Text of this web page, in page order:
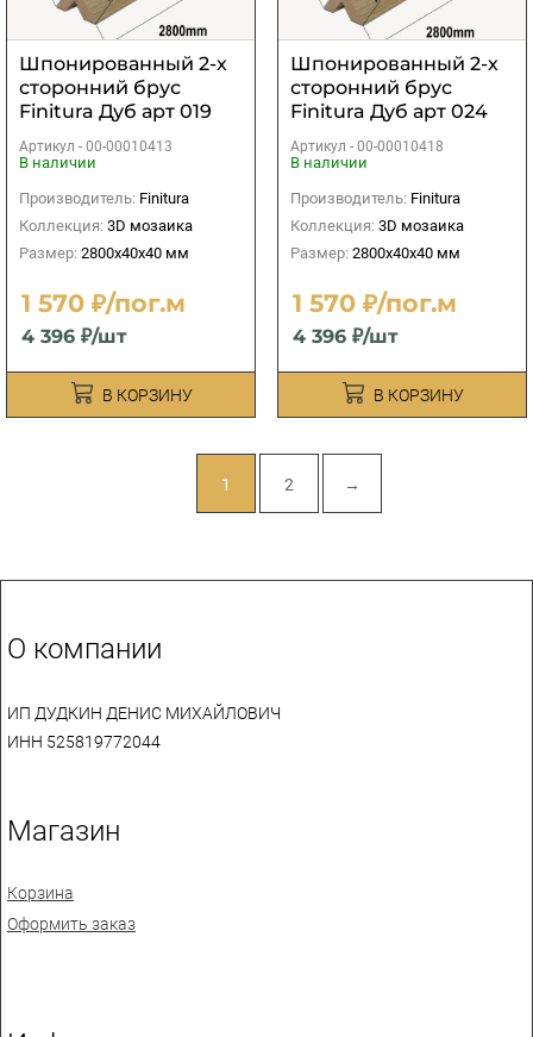
Шпонированный 2-х
сторонний брус
Finitura Дуб арт 019
40х40х2800 мм
Артикул - 00-00010413
В наличии
Производитель: Finitura
Коллекция: 3D мозаика
Размер: 2800х40х40 мм
1 570 ₽/пог.м
4 396 ₽/шт
В КОРЗИНУ
Шпонированный 2-х
сторонний брус
Finitura Дуб арт 024
40х40х2800 мм
Артикул - 00-00010418
В наличии
Производитель: Finitura
Коллекция: 3D мозаика
Размер: 2800х40х40 мм
1 570 ₽/пог.м
4 396 ₽/шт
В КОРЗИНУ
1 2 →
О компании
ИП ДУДКИН ДЕНИС МИХАЙЛОВИЧ
ИНН 525819772044
Магазин
Корзина
Оформить заказ